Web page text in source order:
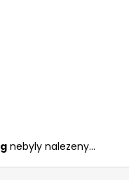
nebyly nalezeny...